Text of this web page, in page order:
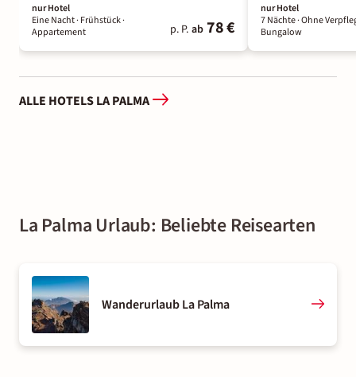
nur Hotel
Eine Nacht· Frühstück·
Appartement
p. P. ab 78 €
nur Hotel
7 Nächte· Ohne
Bungalow
ALLE HOTELS LA PALMA
La Palma Urlaub: Beliebte Reisearten
Wanderurlaub La Palma